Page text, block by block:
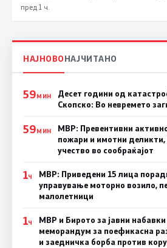
пред 1 ч.
НАЈНОВОНАЈЧИТАНО
59МИН
Десет години од
Скопско: Во невремето
59МИН
МВР: Превентивни
пожари и имотни деликти,
учество во сообраќајот
1Ч
МВР: Приведени 15 лица
управување моторно возило,
малолетници
1Ч
МВР и Бирото за јавни
меморандум за поефикасна
и заедничка борба против